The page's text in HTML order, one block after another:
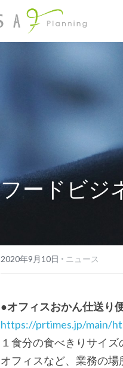
フードビジ
2020年9月10日 · ニュース
●オフィスおかん仕送り
https://prtimes.jp/main/
１食分の食べきりサイ
オフィスなど、業務の